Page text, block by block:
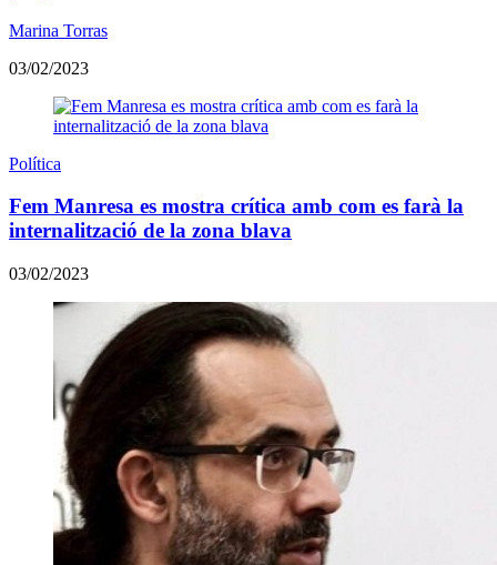
Marina Torras
03/02/2023
Política
Fem Manresa es mostra crítica amb com es farà la
internalització de la zona blava
03/02/2023